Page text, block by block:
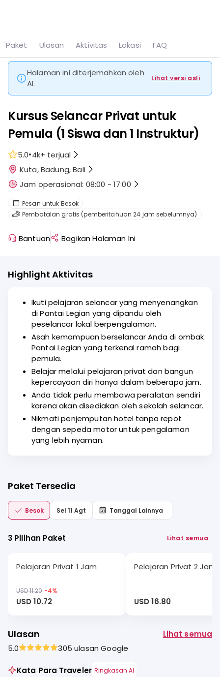
Beranda Kuta
Halaman ini diterjemahkan oleh
AI.
Lihat versi asli
Paket Ulasan Aktivitas Lokasi FAQ
Kursus Selancar Privat untuk
Pemula (1 Siswa dan 1 Instruktur)
5.0•4k+ terjual
Kuta, Badung, Bali
Jam operasional: 08:00 - 17:00
Pesan untuk Besok
Pembatalan gratis (pemberitahuan 24 jam sebelumnya)
Bantuan Bagikan Halaman Ini
Highlight Aktivitas
Ikuti pelajaran selancar yang menyenangkan
di Pantai Legian yang dipandu oleh
peselancar lokal berpengalaman.
Asah kemampuan berselancar Anda di ombak
Pantai Legian yang terkenal ramah bagi
pemula.
Belajar melalui pelajaran privat dan bangun
kepercayaan diri hanya dalam beberapa jam.
Anda tidak perlu membawa peralatan sendiri
karena akan disediakan oleh sekolah selancar.
Nikmati penjemputan hotel tanpa repot
dengan sepeda motor untuk pengalaman
yang lebih nyaman.
Paket Tersedia
Besok Sel 11 Agt Tanggal Lainnya
3 Pilihan Paket Lihat semua
Pelajaran Privat 1 Jam
USD 11.20 -4%
USD 10.72
Pelajaran Privat 2 Jam
USD 16.80
Ulasan
Lihat semua
5.0
305 ulasan Google
Kata Para Traveler Ringkasan AI